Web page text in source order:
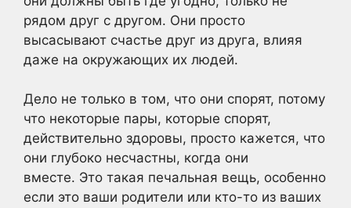
рядом друг с другом. Они просто
высасывают счастье друг из друга, влияя
даже на окружающих их людей.
Дело не только в том, что они спорят, потому
что некоторые пары, которые спорят,
действительно здоровы, просто кажется, что
они глубоко несчастны, когда они
вместе. Это такая печальная вещь, особенно
если это ваши родители или кто-то из ваших